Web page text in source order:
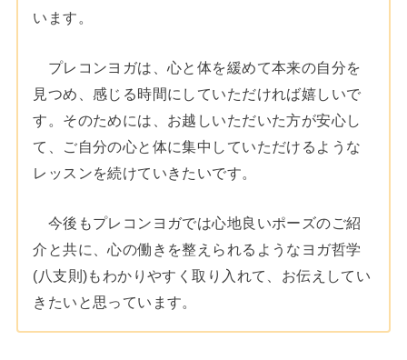
います。
プレコンヨガは、心と体を緩めて本来の自分を
見つめ、感じる時間にしていただければ嬉しいで
す。そのためには、お越しいただいた方が安心し
て、ご自分の心と体に集中していただけるような
レッスンを続けていきたいです。
今後もプレコンヨガでは心地良いポーズのご紹
介と共に、心の働きを整えられるようなヨガ哲学
(八支則)もわかりやすく取り入れて、お伝えしてい
きたいと思っています。